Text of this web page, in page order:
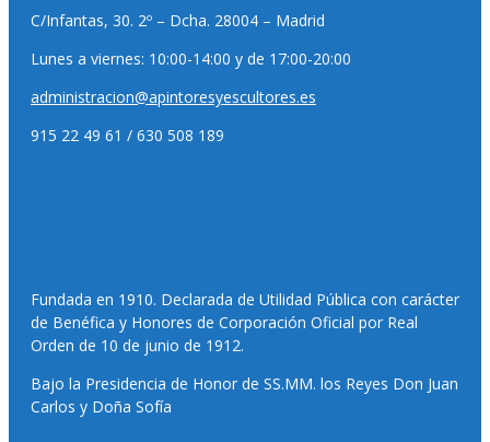
C/Infantas, 30. 2º – Dcha. 28004 – Madrid
Lunes a viernes: 10:00-14:00 y de 17:00-20:00
administracion@apintoresyescultores.es
915 22 49 61 / 630 508 189
Fundada en 1910. Declarada de Utilidad Pública con carácter
de Benéfica y Honores de Corporación Oficial por Real
Orden de 10 de junio de 1912.
Bajo la Presidencia de Honor de SS.MM. los Reyes Don Juan
Carlos y Doña Sofía